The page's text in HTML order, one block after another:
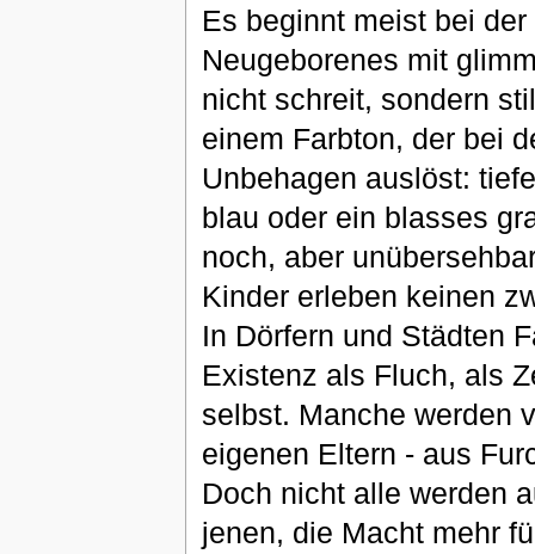
Es beginnt meist bei
Neugeborenes mit
nicht schreit, sondern
einem Farbton, der bei
Unbehagen auslöst:
blau oder ein blasses
noch, aber
Kinder erleben keinen
In Dörfern und Städten
Existenz als Fluch, als
selbst. Manche werden
eigenen Eltern - aus
Doch nicht alle werden
jenen, die Macht mehr